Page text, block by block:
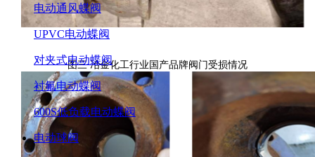
电动通风蝶阀
UPVC电动蝶阀
对夹式电动蝶阀
衬氟电动蝶阀
600S低负载电动蝶阀
电动球阀
图三 冶金化工行业国产品牌阀门受损情况